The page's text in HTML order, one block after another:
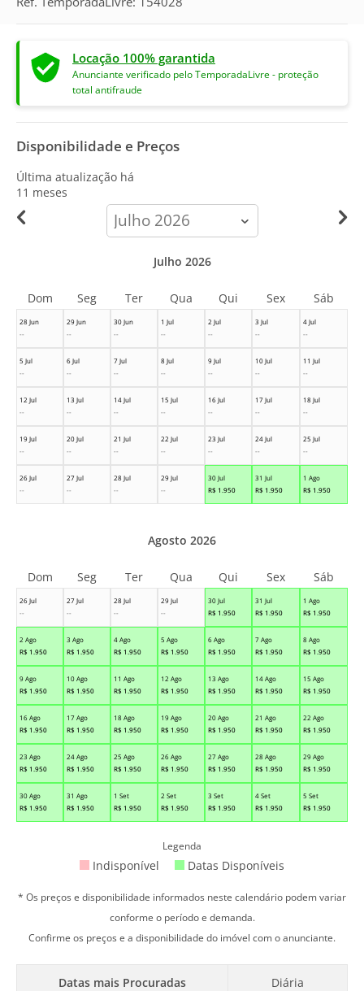
Locação 100% garantida
Anunciante verificado pelo TemporadaLivre - proteção
total antifraude
Disponibilidade e Preços
Última atualização há
11 meses
calendar-
month
28 Jun
--
29 Jun
--
30 Jun
--
1 Jul
--
2 Jul
--
3 Jul
--
4 Jul
--
5 Jul
--
6 Jul
--
7 Jul
--
8 Jul
--
9 Jul
--
10 Jul
--
11 Jul
--
12 Jul
--
13 Jul
--
14 Jul
--
15 Jul
--
16 Jul
--
17 Jul
--
18 Jul
--
19 Jul
--
20 Jul
--
21 Jul
--
22 Jul
--
23 Jul
--
24 Jul
--
25 Jul
--
26 Jul
--
27 Jul
--
28 Jul
--
29 Jul
--
30 Jul
R$ 1.950
31 Jul
R$ 1.950
1 Ago
R$ 1.950
Julho 2026
Dom Seg Ter Qua Qui Sex Sáb
26 Jul
--
27 Jul
--
28 Jul
--
29 Jul
--
30 Jul
R$ 1.950
31 Jul
R$ 1.950
1 Ago
R$ 1.950
2 Ago
R$ 1.950
3 Ago
R$ 1.950
4 Ago
R$ 1.950
5 Ago
R$ 1.950
6 Ago
R$ 1.950
7 Ago
R$ 1.950
8 Ago
R$ 1.950
9 Ago
R$ 1.950
10 Ago
R$ 1.950
11 Ago
R$ 1.950
12 Ago
R$ 1.950
13 Ago
R$ 1.950
14 Ago
R$ 1.950
15 Ago
R$ 1.950
16 Ago
R$ 1.950
17 Ago
R$ 1.950
18 Ago
R$ 1.950
19 Ago
R$ 1.950
20 Ago
R$ 1.950
21 Ago
R$ 1.950
22 Ago
R$ 1.950
23 Ago
R$ 1.950
24 Ago
R$ 1.950
25 Ago
R$ 1.950
26 Ago
R$ 1.950
27 Ago
R$ 1.950
28 Ago
R$ 1.950
29 Ago
R$ 1.950
30 Ago
R$ 1.950
31 Ago
R$ 1.950
1 Set
R$ 1.950
2 Set
R$ 1.950
3 Set
R$ 1.950
4 Set
R$ 1.950
5 Set
R$ 1.950
Agosto 2026
Dom Seg Ter Qua Qui Sex Sáb
Legenda
Indisponível Datas Disponíveis
* Os preços e disponibilidade informados neste calendário podem variar
conforme o período e demanda.
Confirme os preços e a disponibilidade do imóvel com o anunciante.
Datas mais Procuradas Diária